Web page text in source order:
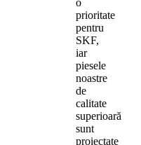
prioritate
pentru
SKF,
iar
piesele
noastre
de
calitate
superioară
sunt
proiectate